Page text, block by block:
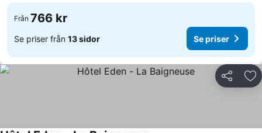
Från 766 kr
Se priser från 13 sidor Se priser
Dela